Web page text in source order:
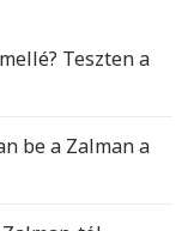
Teszten a
be a Zalman a